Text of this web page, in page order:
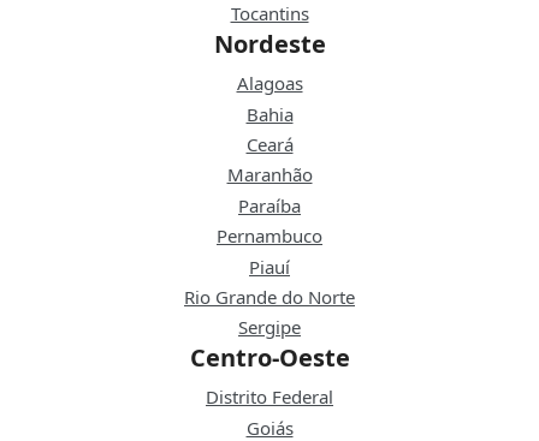
Tocantins
Nordeste
Alagoas
Bahia
Ceará
Maranhão
Paraíba
Pernambuco
Piauí
Rio Grande do Norte
Sergipe
Centro-Oeste
Distrito Federal
Goiás